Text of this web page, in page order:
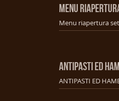
MENU
Menu riapertura
ANTIPASTI ED
ANTIPASTI ED